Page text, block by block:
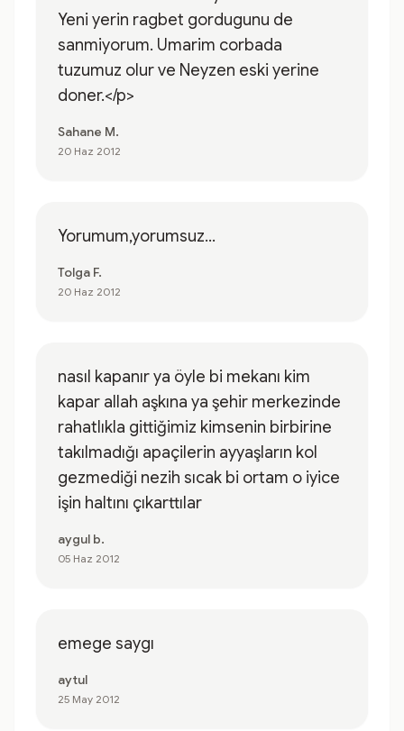
Yeni yerin ragbet gordugunu de
sanmiyorum. Umarim corbada
tuzumuz olur ve Neyzen eski yerine
doner.</p>
Sahane M.
20 Haz 2012
Yorumum,yorumsuz...
Tolga F.
20 Haz 2012
nasıl kapanır ya öyle bi mekanı kim
kapar allah aşkına ya şehir merkezinde
rahatlıkla gittiğimiz kimsenin birbirine
takılmadığı apaçilerin ayyaşların kol
gezmediği nezih sıcak bi ortam o iyice
işin haltını çıkarttılar
aygul b.
05 Haz 2012
emege saygı
aytul
25 May 2012